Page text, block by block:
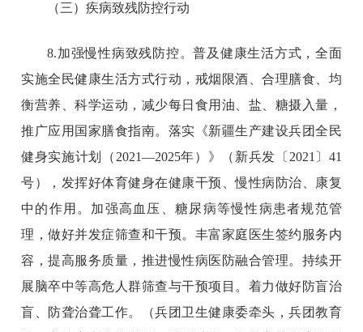
（三）疾病致残防控行动
8.加强慢性病致残防控。普及健康生活方式，全面
实施全民健康生活方式行动，戒烟限酒、合理膳食、均
衡营养、科学运动，减少每日食用油、盐、糖摄入量，
推广应用国家膳食指南。落实《新疆生产建设兵团全民
健身实施计划（2021—2025年）》（新兵发〔2021〕41
号），发挥好体育健身在健康干预、慢性病防治、康复
中的作用。加强高血压、糖尿病等慢性病患者规范管
理，做好并发症筛查和干预。丰富家庭医生签约服务内
容，提高服务质量，推进慢性病医防融合管理。持续开
展脑卒中等高危人群筛查与干预项目。着力做好防盲治
盲、防聋治聋工作。（兵团卫生健康委牵头，兵团教育